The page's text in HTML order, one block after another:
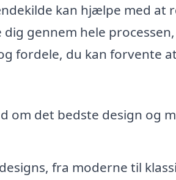
kan hjælpe med at
gennem hele
fordele, du kan forvente
om det bedste design og
fra moderne til